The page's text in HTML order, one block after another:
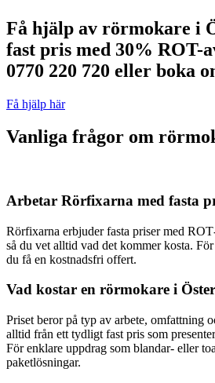
Få hjälp av rörmokare i
fast pris med 30% ROT-
0770 220 720 eller boka
Få hjälp här
Vanliga frågor om
Arbetar Rörfixarna med fasta
Rörfixarna erbjuder fasta priser med
så du vet alltid vad det kommer kosta.
du få en kostnadsfri offert.
Vad kostar en rörmokare i
Priset beror på typ av arbete, omfattning
alltid från ett tydligt fast pris som
För enklare uppdrag som blandar‑ eller
paketlösningar.